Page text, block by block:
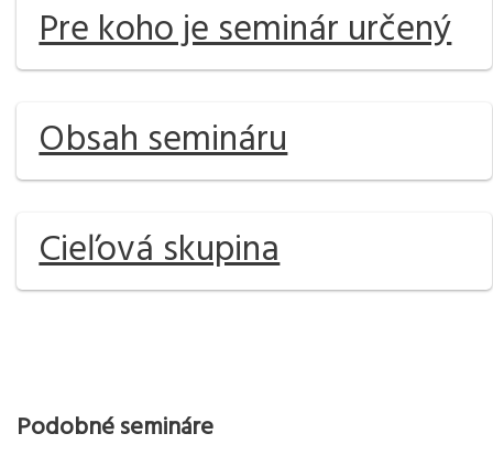
Pre koho je seminár určený
Obsah semináru
Cieľová skupina
Podobné semináre